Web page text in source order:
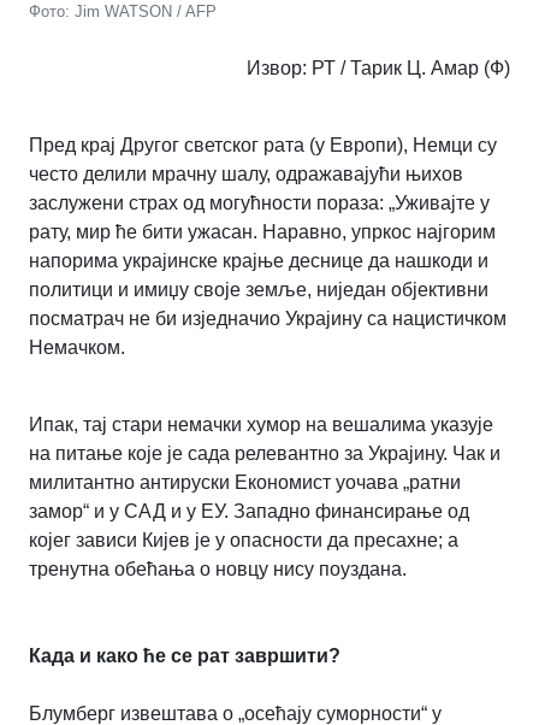
Фото: Jim WATSON / AFP
Извор: РТ / Тарик Ц. Амар (Ф)
Пред крај Другог светског рата (у Европи), Немци су
често делили мрачну шалу, одражавајући њихов
заслужени страх од могућности пораза: „Уживајте у
рату, мир ће бити ужасан. Наравно, упркос најгорим
напорима украјинске крајње деснице да нашкоди и
политици и имиџу своје земље, ниједан објективни
посматрач не би изједначио Украјину са нацистичком
Немачком.
Ипак, тај стари немачки хумор на вешалима указује
на питање које је сада релевантно за Украјину. Чак и
милитантно антируски Економист уочава „ратни
замор“ и у САД и у ЕУ. Западно финансирање од
којег зависи Кијев је у опасности да пресахне; а
тренутна обећања о новцу нису поуздана.
Када и како ће се рат завршити?
Блумберг извештава о „осећају суморности“ у